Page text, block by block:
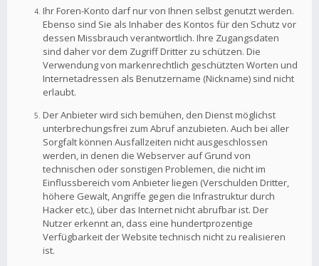
Ihr Foren-Konto darf nur von Ihnen selbst genutzt werden.
Ebenso sind Sie als Inhaber des Kontos für den Schutz vor
dessen Missbrauch verantwortlich. Ihre Zugangsdaten
sind daher vor dem Zugriff Dritter zu schützen. Die
Verwendung von markenrechtlich geschützten Worten und
Internetadressen als Benutzername (Nickname) sind nicht
erlaubt.
Der Anbieter wird sich bemühen, den Dienst möglichst
unterbrechungsfrei zum Abruf anzubieten. Auch bei aller
Sorgfalt können Ausfallzeiten nicht ausgeschlossen
werden, in denen die Webserver auf Grund von
technischen oder sonstigen Problemen, die nicht im
Einflussbereich vom Anbieter liegen (Verschulden Dritter,
höhere Gewalt, Angriffe gegen die Infrastruktur durch
Hacker etc.), über das Internet nicht abrufbar ist. Der
Nutzer erkennt an, dass eine hundertprozentige
Verfügbarkeit der Website technisch nicht zu realisieren
ist.